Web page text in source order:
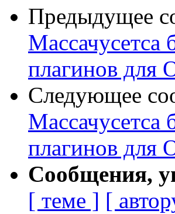
Предыдущее
Массачусетса
плагинов для
Следующее
Массачусетса
плагинов для
Сообщения,
[ теме ] [